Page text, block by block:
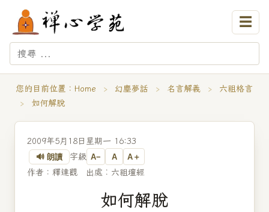
☰
您的目前位置： Home › 幻塵夢話 › 名言解義 ›
六祖格言
›
如何解脫
2009年5月18日星期一 16:33
🔊 朗讀 字級 A− A A＋
作者：釋達觀 出處︰六祖壇經
如何解脫